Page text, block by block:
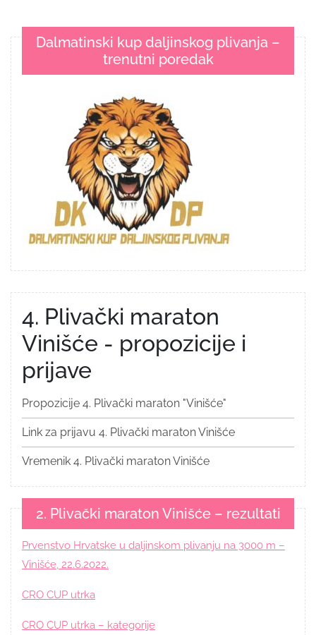
Dalmatinski kup daljinskog plivanja –
trenutni poredak
4. Plivački maraton
Vinišće - propozicije i
prijave
Propozicije 4. Plivački maraton "Vinišće"
Link za prijavu 4. Plivački maraton Vinišće
Vremenik 4. Plivački maraton Vinišće
2. Plivački maraton Vinišće – rezultati
Prvenstvo Hrvatske u daljinskom plivanju na 3000 m –
Vinišće, 22.6.2022.
CRO CUP utrka
CRO CUP utrka – kategorije